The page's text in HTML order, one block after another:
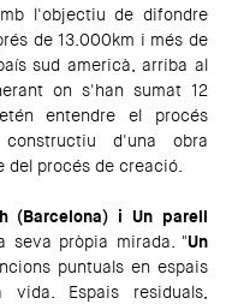
l'objectiu de difondre
de 13.000km i més de
sud americà, arriba al
on s'han sumat 12
entendre el procés
d'una obra
procés de creació.
(Barcelona) i Un parell
seva pròpia mirada. "Un
puntuals en espais
Espais residuals,